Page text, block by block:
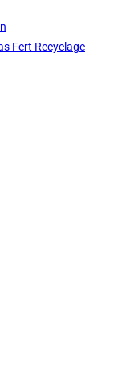
Fert Recyclage